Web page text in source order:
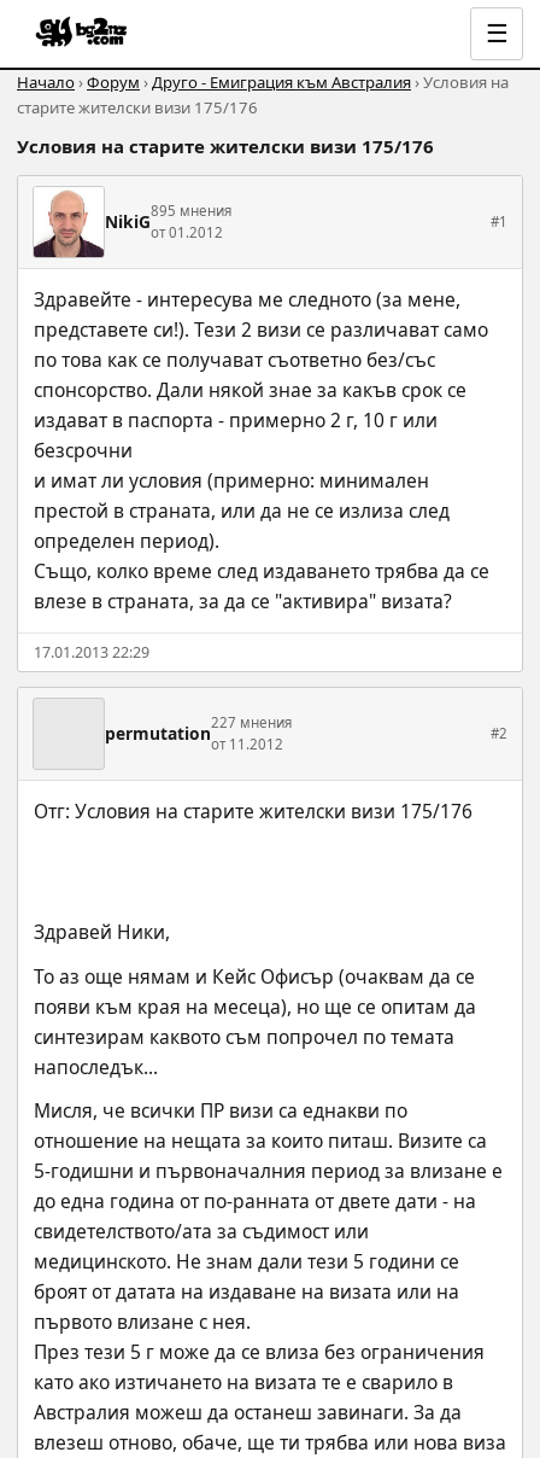
☰
Начало›Форум ›Друго - Емиграция към Австралия› Условия на
старите жителски визи 175/176
Условия на старите жителски визи 175/176
NikiG895 мнения
от 01.2012
#1
Здравейте - интересува ме следното (за мене,
представете си!). Тези 2 визи се различават само
по това как се получават съответно без/със
спонсорство. Дали някой знае за какъв срок се
издават в паспорта - примерно 2 г, 10 г или
безсрочни
и имат ли условия (примерно: минимален
престой в страната, или да не се излиза след
определен период).
Също, колко време след издаването трябва да се
влезе в страната, за да се "активира" визата?
17.01.2013 22:29
permutation227 мнения
от 11.2012
#2
Здравей Ники,
То аз още нямам и Кейс Офисър (очаквам да се
появи към края на месеца), но ще се опитам да
синтезирам каквото съм попрочел по темата
напоследък...
Мисля, че всички ПР визи са еднакви по
отношение на нещата за които питаш. Визите са
5-годишни и първоначалния период за влизане е
до една година от по-ранната от двете дати - на
свидетелството/ата за съдимост или
медицинското. Не знам дали тези 5 години се
броят от датата на издаване на визата или на
първото влизане с нея.
През тези 5 г може да се влиза без ограничения
като ако изтичането на визата те е сварило в
Австралия можеш да останеш завинаги. За да
влезеш отново, обаче, ще ти трябва или нова виза